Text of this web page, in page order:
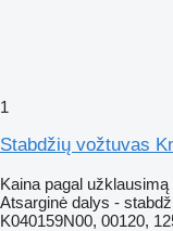
1
Stabdžių vožtuvas
Kaina pagal užklausimą
Atsarginė dalys -
K040159N00, 00120,